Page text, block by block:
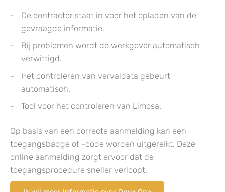
De contractor staat in voor het opladen van de
gevraagde informatie.
Bij problemen wordt de werkgever automatisch
verwittigd.
Het controleren van vervaldata gebeurt
automatisch.
Tool voor het controleren van Limosa.
Op basis van een correcte aanmelding kan een
toegangsbadge of -code worden uitgereikt. Deze
online aanmelding zorgt ervoor dat de
toegangsprocedure sneller verloopt.